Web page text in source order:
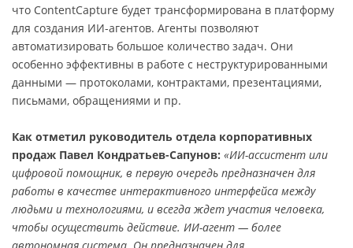
что ContentCapture будет трансформирована в платформу
для создания ИИ-агентов. Агенты позволяют
автоматизировать большое количество задач. Они
особенно эффективны в работе с неструктурированными
данными — протоколами, контрактами, презентациями,
письмами, обращениями и пр.
Как отметил руководитель отдела корпоративных
продаж Павел Кондратьев-Сапунов: «ИИ-ассистент или
цифровой помощник, в первую очередь предназначен для
работы в качестве интерактивного интерфейса между
людьми и технологиями, и всегда ждет участия человека,
чтобы осуществить действие. ИИ-агент — более